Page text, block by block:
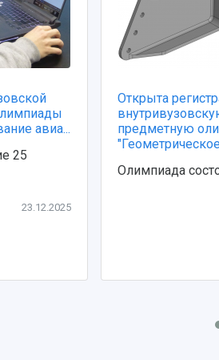
авиа...
25
23.12.2025
Открыта
предметную
Олимпиада